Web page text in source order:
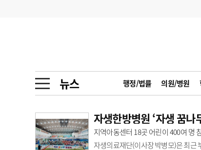
뉴스 행정/법률 의원/병원
금주의 검색어
1
의사인력 수
2
성분명 처방
3
AI의료
인물 초대석 피
포토뉴스 포토뉴스
자생한방병원 ‘자생 꿈나
지역아동센터 18곳 어린이 400여 명
자생의료재단(이사장 박병모)은 최근